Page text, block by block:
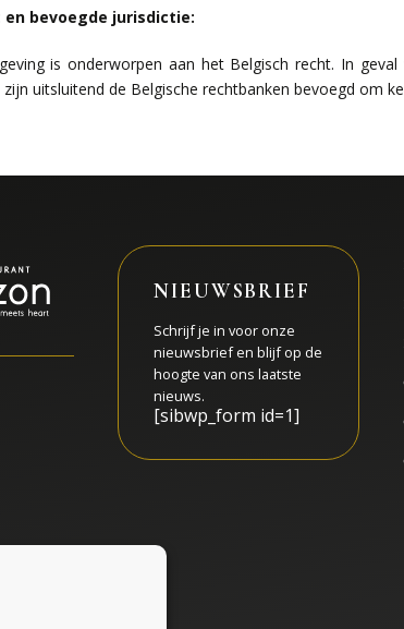
bevoegde jurisdictie:
is onderworpen aan het Belgisch recht. In
uitsluitend de Belgische rechtbanken bevoegd om
NIEUWSBRIEF
Schrijf je in voor onze
nieuwsbrief en blijf op de
hoogte van ons laatste
nieuws.
[sibwp_form id=1]